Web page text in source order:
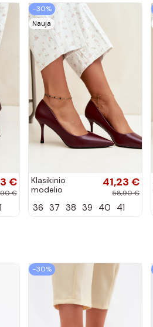
€
€
−30%
Nauja
Klasikinio
modelio
bateliai iš
41,23 €
58,90 €
36 37 38 39 40 41
−30%